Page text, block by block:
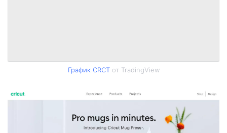
График CRCTот TradingView